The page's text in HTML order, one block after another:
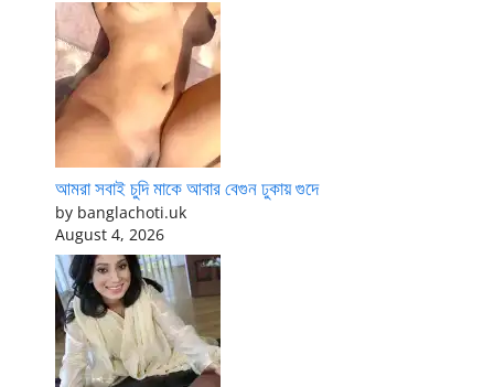
আমরা সবাই চুদি মাকে আবার বেগুন ঢুকায় গুদে
by banglachoti.uk
August 4, 2026